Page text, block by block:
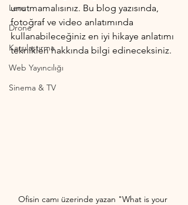
Lens
Drone
Karşılaştırma
Web Yayıncılığı
Sinema & TV
unutmamalısınız. Bu blog yazısında,
fotoğraf ve video anlatımında
kullanabileceğiniz en iyi hikaye anlatımı
teknikleri hakkında bilgi edineceksiniz.
Ofisin camı üzerinde yazan "What is your